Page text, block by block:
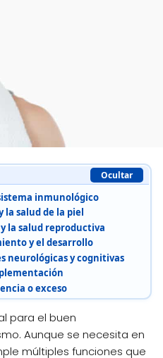
Ocultar
inmunológico
la salud de la piel
la salud reproductiva
y el desarrollo
neurológicas y cognitivas
o exceso
para el buen
Aunque se necesita en
múltiples funciones que